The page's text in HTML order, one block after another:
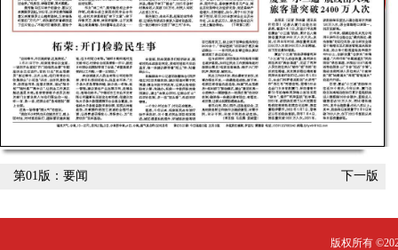
第01版：要闻 下一版
版权所有